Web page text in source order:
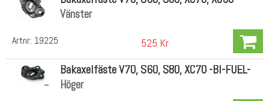
Artnr: 19225
Vänster
525 Kr
Bakaxelfäste V70, S60, S80, XC70 -BI-FUEL-
Höger